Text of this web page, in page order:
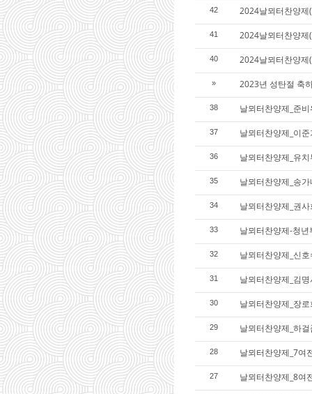
42 2024날뫼터찬양
41 2024날뫼터찬양제
40 2024날뫼터찬양제
» 2023년 성탄절 축
38 날뫼터찬양제_준
37 날뫼터찬양제_이
36 날뫼터찬양제_유
35 날뫼터찬양제_송가
34 날뫼터찬양제_권사
33 날뫼터찬양제-청년
32 날뫼터찬양제_신호
31 날뫼터찬양제_김
30 날뫼터찬양제_장로
29 날뫼터찬양제_하걸
28 날뫼터찬양제_7여
27 날뫼터찬양제_8여